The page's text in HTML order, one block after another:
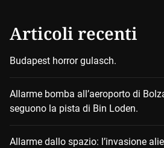
Articoli recenti
Budapest horror gulasch.
Allarme bomba all’aeroporto di
seguono la pista di Bin Loden.
Allarme dallo spazio: l’invasione